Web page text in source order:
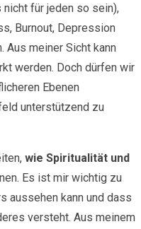
für jeden so sein),
Burnout, Depression
Aus meiner Sicht kann
werden. Doch dürfen wir
Ebenen
unterstützend zu
wie Spiritualität und
Es ist mir wichtig zu
aussehen kann und dass
versteht. Aus meinem